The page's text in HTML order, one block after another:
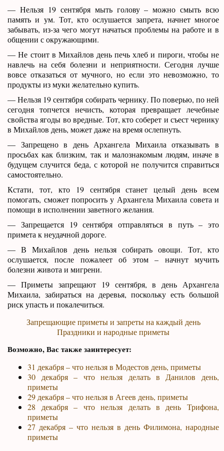
— Нельзя 19 сентября мыть голову – можно смыть всю
память и ум. Тот, кто ослушается запрета, начнет многое
забывать, из-за чего могут начаться проблемы на работе и в
общении с окружающими.
— Не стоит в Михайлов день печь хлеб и пироги, чтобы не
навлечь на себя болезни и неприятности. Сегодня лучше
вовсе отказаться от мучного, но если это невозможно, то
продукты из муки желательно купить.
— Нельзя 19 сентября собирать чернику. По поверью, по ней
сегодня топчется нечисть, которая превращает лечебные
свойства ягоды во вредные. Тот, кто соберет и съест чернику
в Михайлов день, может даже на время ослепнуть.
— Запрещено в день Архангела Михаила отказывать в
просьбах как близким, так и малознакомым людям, иначе в
будущем случится беда, с которой не получится справиться
самостоятельно.
Кстати, тот, кто 19 сентября станет целый день всем
помогать, сможет попросить у Архангела Михаила совета и
помощи в исполнении заветного желания.
— Запрещается 19 сентября отправляться в путь – это
примета к неудачной дороге.
— В Михайлов день нельзя собирать овощи. Тот, кто
ослушается, после пожалеет об этом – начнут мучить
болезни живота и мигрени.
— Приметы запрещают 19 сентября, в день Архангела
Михаила, забираться на деревья, поскольку есть большой
риск упасть и покалечиться.
Запрещающие приметы и запреты на каждый день
Праздники и народные приметы
Возможно, Вас также заинтересует:
31 декабря – что нельзя в Модестов день, приметы
30 декабря – что нельзя делать в Данилов день,
приметы
29 декабря – что нельзя в Агеев день, приметы
28 декабря – что нельзя делать в день Трифона,
приметы
27 декабря – что нельзя в день Филимона, народные
приметы